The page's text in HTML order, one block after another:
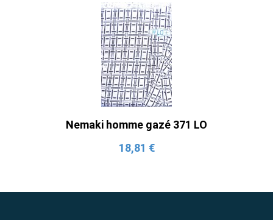
Nemaki homme gazé 371 LO
18,81 €